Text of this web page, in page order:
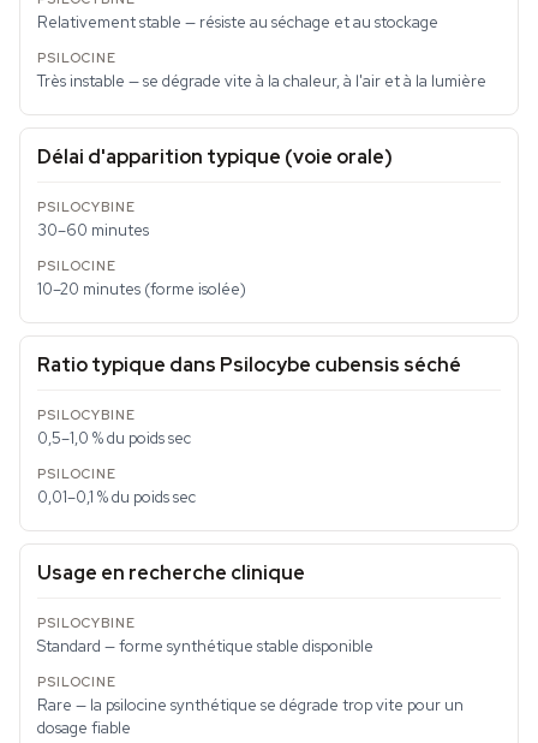
Relativement stable — résiste au séchage et au stockage
Très instable — se dégrade vite à la chaleur, à l'air et à la lumière
Délai d'apparition typique (voie orale)
30–60 minutes
10–20 minutes (forme isolée)
Ratio typique dans Psilocybe cubensis séché
0,5–1,0 % du poids sec
0,01–0,1 % du poids sec
Usage en recherche clinique
Standard — forme synthétique stable disponible
Rare — la psilocine synthétique se dégrade trop vite pour un
dosage fiable